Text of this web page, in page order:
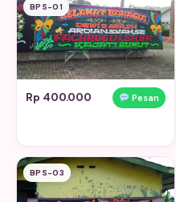
BPS-01
Rp 400.000 Pesan
BPS-03